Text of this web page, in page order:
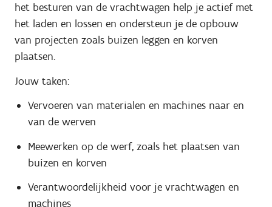
het besturen van de vrachtwagen help je actief met
het laden en lossen en ondersteun je de opbouw
van projecten zoals buizen leggen en korven
plaatsen.
Jouw taken:
Vervoeren van materialen en machines naar en
van de werven
Meewerken op de werf, zoals het plaatsen van
buizen en korven
Verantwoordelijkheid voor je vrachtwagen en
machines